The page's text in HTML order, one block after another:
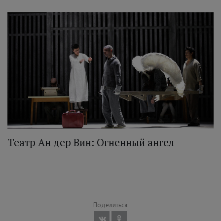
Театр Ан дер Вин: Огненный ангел
Поделиться: